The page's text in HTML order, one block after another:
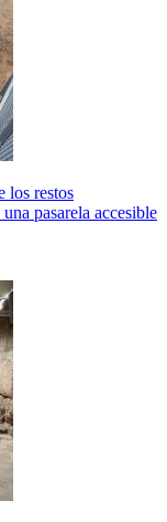
los restos
pasarela accesible